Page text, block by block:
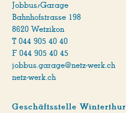
Jobbus/Garage
Bahnhofstrasse 198
8620 Wetzikon
T 044 905 40 40
F 044 905 40 45
jobbus.garage@netz-werk.ch
netz-werk.ch
Geschäftsstelle Winterthur